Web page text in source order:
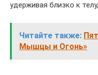
удерживая близко к
Читайте также:
Мышцы и Огонь»